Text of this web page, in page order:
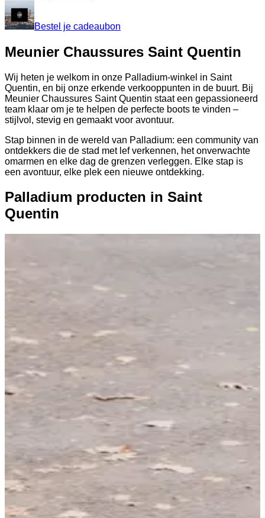
Bestel je cadeaubon
Meunier Chaussures Saint Quentin
Wij heten je welkom in onze Palladium-winkel in Saint
Quentin, en bij onze erkende verkooppunten in de buurt. Bij
Meunier Chaussures Saint Quentin staat een gepassioneerd
team klaar om je te helpen de perfecte boots te vinden –
stijlvol, stevig en gemaakt voor avontuur.
Stap binnen in de wereld van Palladium: een community van
ontdekkers die de stad met lef verkennen, het onverwachte
omarmen en elke dag de grenzen verleggen. Elke stap is
een avontuur, elke plek een nieuwe ontdekking.
Palladium producten in Saint
Quentin